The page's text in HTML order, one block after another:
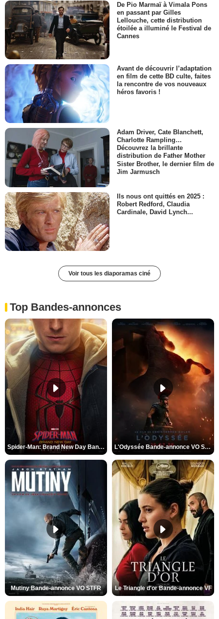
De Pio Marmaï à Vimala Pons
en passant par Gilles
Lellouche, cette distribution
étoilée a illuminé le Festival de
Cannes
Avant de découvrir l’adaptation
en film de cette BD culte, faites
la rencontre de vos nouveaux
héros favoris !
Adam Driver, Cate Blanchett,
Charlotte Rampling…
Découvrez la brillante
distribution de Father Mother
Sister Brother, le dernier film de
Jim Jarmusch
Ils nous ont quittés en 2025 :
Robert Redford, Claudia
Cardinale, David Lynch...
Voir tous les diaporamas ciné
Top Bandes-annonces
Spider-Man: Brand New Day Bande-annonce VO STFR L'Odyssée Bande-annonce VO STFR
Mutiny Bande-annonce VO STFR Le Triangle d'or Bande-annonce VF